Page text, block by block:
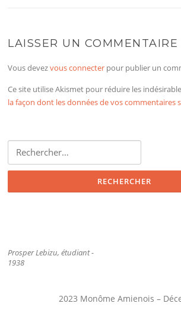
LAISSER UN COMMENTAIRE
Vous devezvous connecter pour publier un
Ce site utilise Akismet pour réduire les
la façon dont les données de vos commentaires
Rechercher :
Prosper Lebizu, étudiant -
1938
2023 Monôme Amienois –